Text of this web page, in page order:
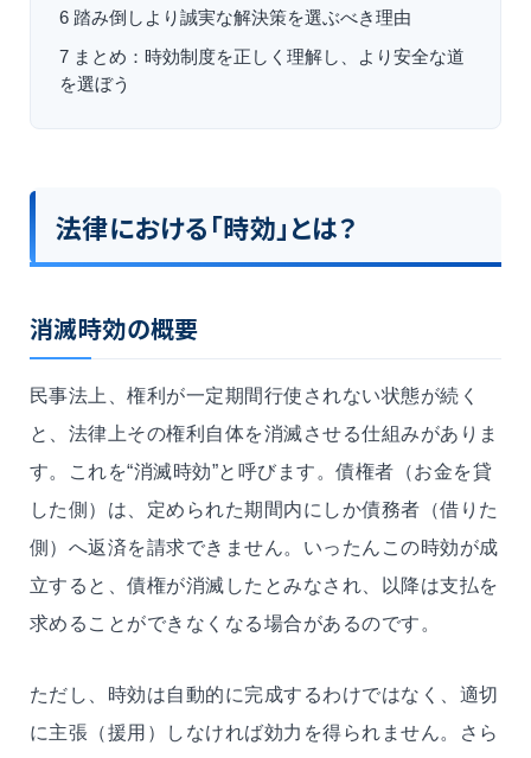
6 踏み倒しより誠実な解決策を選ぶべき理由
7 まとめ：時効制度を正しく理解し、より安全な道
を選ぼう
法律における「時効」とは？
消滅時効の概要
民事法上、権利が一定期間行使されない状態が続く
と、法律上その権利自体を消滅させる仕組みがありま
す。これを“消滅時効”と呼びます。債権者（お金を貸
した側）は、定められた期間内にしか債務者（借りた
側）へ返済を請求できません。いったんこの時効が成
立すると、債権が消滅したとみなされ、以降は支払を
求めることができなくなる場合があるのです。
ただし、時効は自動的に完成するわけではなく、適切
に主張（援用）しなければ効力を得られません。さら